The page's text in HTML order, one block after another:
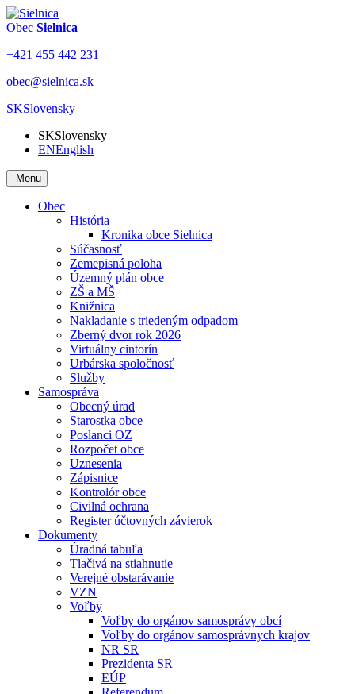
Obec Sielnica
+421 455 442 231
obec@sielnica.sk
SKSlovensky
SKSlovensky
ENEnglish
Menu
Obec
História
Kronika obce Sielnica
Súčasnosť
Zemepisná poloha
Územný plán obce
ZŠ a MŠ
Knižnica
Nakladanie s triedeným odpadom
Zberný dvor rok 2026
Virtuálny cintorín
Urbárska spoločnosť
Služby
Samospráva
Obecný úrad
Starostka obce
Poslanci OZ
Rozpočet obce
Uznesenia
Zápisnice
Kontrolór obce
Civilná ochrana
Register účtovných závierok
Dokumenty
Úradná tabuľa
Tlačivá na stiahnutie
Verejné obstarávanie
VZN
Voľby
Voľby do orgánov samosprávy obcí
Voľby do orgánov samosprávnych krajov
NR SR
Prezidenta SR
EÚP